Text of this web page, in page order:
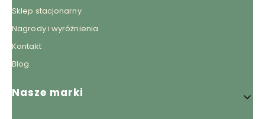
Sklep stacjonarny
Nagrody i wyróżnienia
Kontakt
Blog
Nasze marki